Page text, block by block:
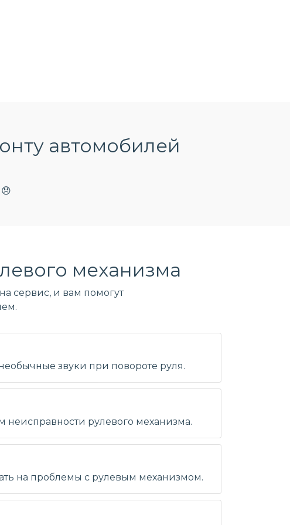
автомобилей
механизма
сервис, и вам помогут
звуки при повороте руля.
неисправности рулевого механизма.
на проблемы с рулевым механизмом.